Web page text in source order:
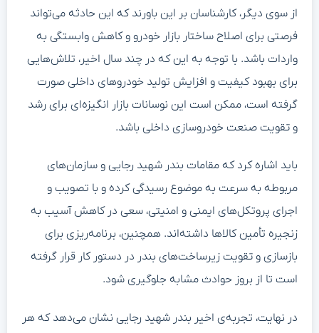
از سوی دیگر، کارشناسان بر این باورند که این حادثه می‌تواند
فرصتی برای اصلاح ساختار بازار خودرو و کاهش وابستگی به
واردات باشد. با توجه به این که در چند سال اخیر، تلاش‌هایی
برای بهبود کیفیت و افزایش تولید خودروهای داخلی صورت
گرفته است، ممکن است این نوسانات بازار انگیزه‌ای برای رشد
و تقویت صنعت خودروسازی داخلی باشد.
باید اشاره کرد که مقامات بندر شهید رجایی و سازمان‌های
مربوطه به سرعت به موضوع رسیدگی کرده و با تصویب و
اجرای پروتکل‌های ایمنی و امنیتی، سعی در کاهش آسیب به
زنجیره تأمین کالاها داشته‌اند. همچنین، برنامه‌ریزی برای
بازسازی و تقویت زیرساخت‌های بندر در دستور کار قرار گرفته
است تا از بروز حوادث مشابه جلوگیری شود.
در نهایت، تجربه‌ی اخیر بندر شهید رجایی نشان می‌دهد که هر